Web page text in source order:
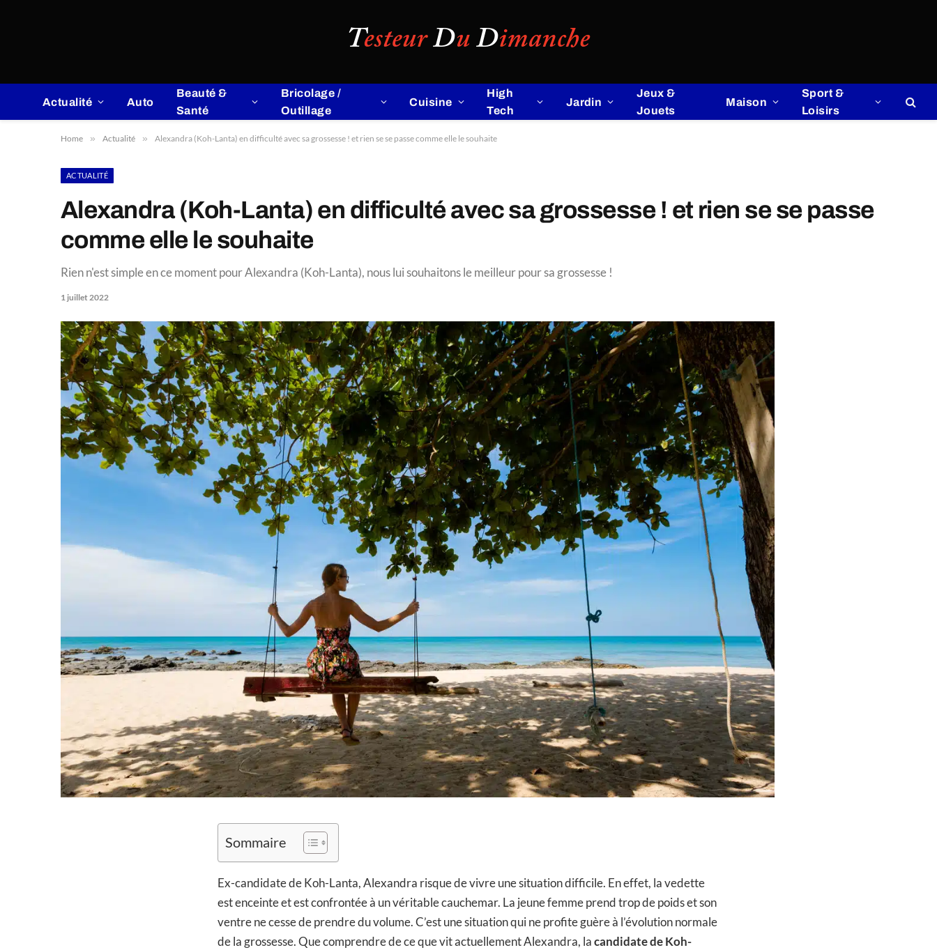
Actualité Auto
Beauté &
Santé
Bricolage /
Outillage
Cuisine
High
Tech
Jardin
Jeux &
Jouets
Maison
Sport &
Loisirs
Home » Actualité » Alexandra (Koh-Lanta) en difficulté avec sa grossesse ! et rien se se passe comme elle le souhaite
ACTUALITÉ
Alexandra (Koh-Lanta) en difficulté avec sa grossesse ! et rien se se passe
comme elle le souhaite
Rien n'est simple en ce moment pour Alexandra (Koh-Lanta), nous lui souhaitons le meilleur pour sa grossesse !
1 juillet 2022
Sommaire
Ex-candidate de Koh-Lanta, Alexandra risque de vivre une situation difficile. En effet, la vedette
est enceinte et est confrontée à un véritable cauchemar. La jeune femme prend trop de poids et son
ventre ne cesse de prendre du volume. C’est une situation qui ne profite guère à l’évolution normale
de la grossesse. Que comprendre de ce que vit actuellement Alexandra, la candidate de Koh-